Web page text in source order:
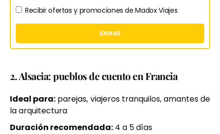
Recibir ofertas y promociones de Madox Viajes
ENVIAR
2. Alsacia: pueblos de cuento en Francia
Ideal para: parejas, viajeros tranquilos, amantes de
la arquitectura
Duración recomendada: 4 a 5 días